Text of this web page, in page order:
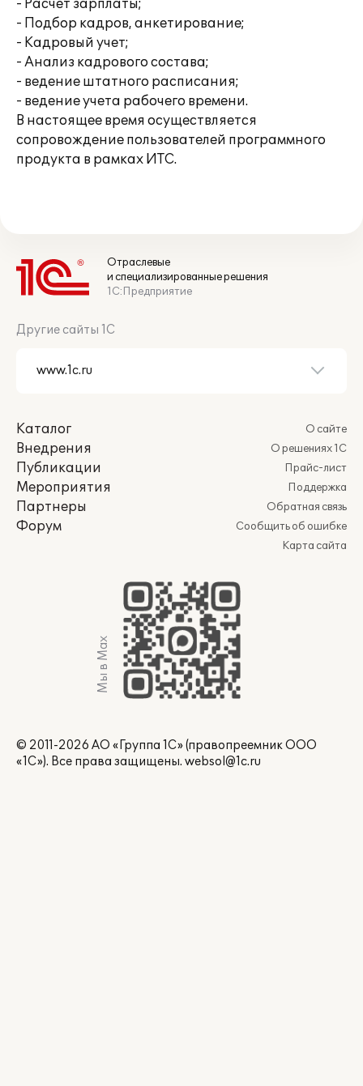
- Расчет зарплаты;
- Подбор кадров, анкетирование;
- Кадровый учет;
- Анализ кадрового состава;
- ведение штатного расписания;
- ведение учета рабочего времени.
В настоящее время осуществляется
сопровождение пользователей программного
продукта в рамках ИТС.
Отраслевые
и специализированные решения
1С:Предприятие
Другие сайты 1С
Каталог
Внедрения
Публикации
Мероприятия
Партнеры
Форум
О сайте
О решениях 1С
Прайс-лист
Поддержка
Обратная связь
Сообщить об ошибке
Карта сайта
Мы в Max
© 2011-2026 АО «Группа 1С» (правопреемник ООО
«1С»). Все права защищены. websol@1c.ru